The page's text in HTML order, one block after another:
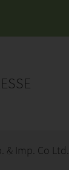
& Imp. Co Ltd.